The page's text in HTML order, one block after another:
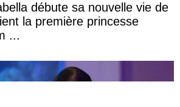
débute sa nouvelle vie de
la première princesse
...